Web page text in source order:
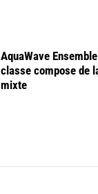
AquaWave
classe compose de
mixte